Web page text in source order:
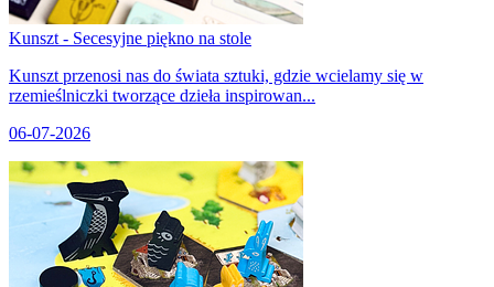
Kunszt - Secesyjne piękno na stole
Kunszt przenosi nas do świata sztuki, gdzie wcielamy się w
rzemieślniczki tworzące dzieła inspirowan...
06-07-2026